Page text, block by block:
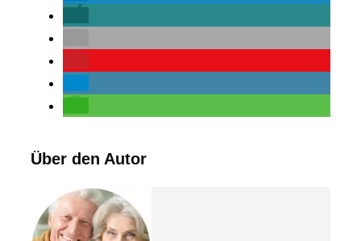
Über den Autor